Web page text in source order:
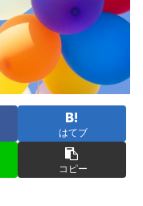
はてブ
コピー